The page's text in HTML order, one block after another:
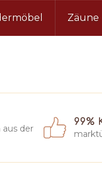
Zäune
aus der
99%